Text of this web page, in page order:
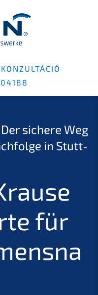
siche­re Weg
in Stutt­
für